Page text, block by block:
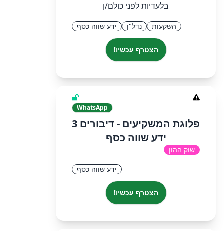
בלעדיות לפני כולם/ן
השקעות נדל"ן ידע שווה כסף
הצטרף עכשיו!
WhatsApp
פלוגת המשקיעים - דיבורים 3
ידע שווה כסף
שוק ההון
ידע שווה כסף
הצטרף עכשיו!